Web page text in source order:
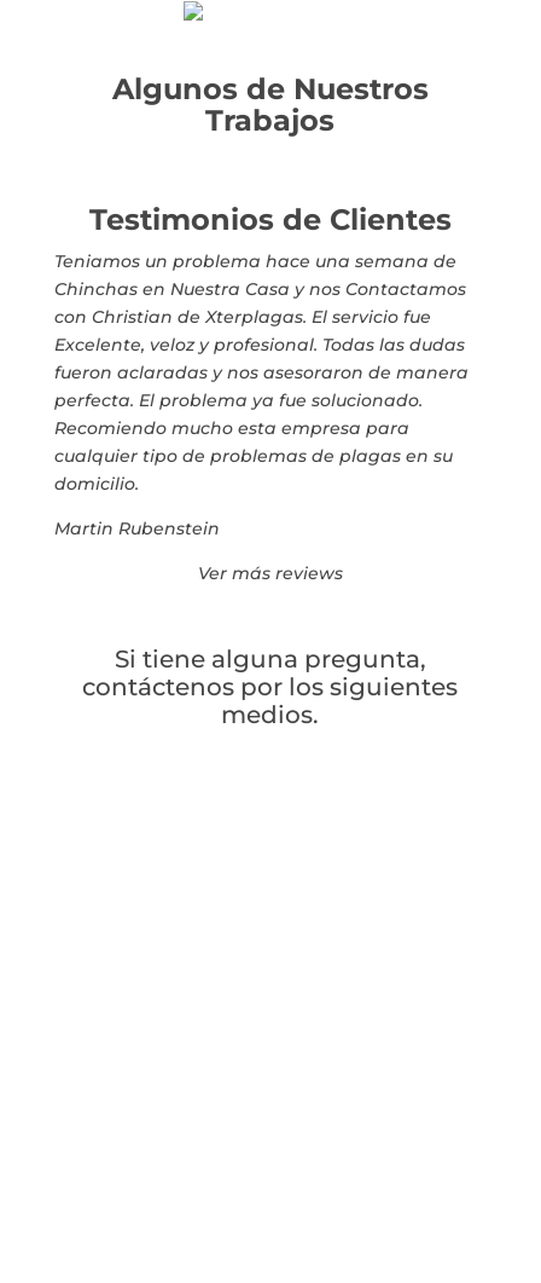
Algunos de Nuestros
Trabajos
Testimonios de Clientes
Teniamos un problema hace una semana de
Chinchas en Nuestra Casa y nos Contactamos
con Christian de Xterplagas. El servicio fue
Excelente, veloz y profesional. Todas las dudas
fueron aclaradas y nos asesoraron de manera
perfecta. El problema ya fue solucionado.
Recomiendo mucho esta empresa para
cualquier tipo de problemas de plagas en su
domicilio.
Martin Rubenstein
Ver más reviews
Si tiene alguna pregunta,
contáctenos por los siguientes
medios.